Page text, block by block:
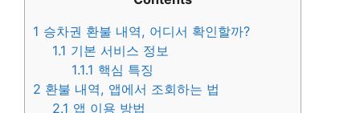
1 승차권 환불 내역, 어디서 확인할까?
1.1 기본 서비스 정보
1.1.1 핵심 특징
2 환불 내역, 앱에서 조회하는 법
2.1 앱 이용 방법